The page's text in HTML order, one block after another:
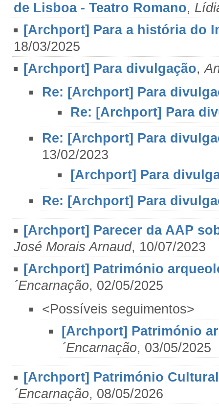
de Lisboa - Teatro Romano,
[Archport] Para a história do
18/03/2025
[Archport] Para divulgação,
Re: [Archport] Para
Re: [Archport] Para
Re: [Archport] Para
13/02/2023
[Archport] Para
Re: [Archport] Para
[Archport] Parecer da AAP
José Morais Arnaud, 10/07/2023
[Archport] Património
´Encarnação, 02/05/2025
<Possíveis seguimentos>
[Archport] Património
´Encarnação, 03/05/2025
[Archport] Património
´Encarnação, 08/05/2026